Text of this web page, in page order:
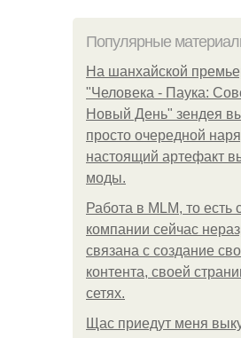
Популярные
На шанхайской
"Человека - Паука:
Новый День" зендея
просто очередной
настоящий артефакт
моды.
Работа в MLM, то есть
компании сейчас
связана с создание
контента, своей
сетях.
Щас приедут меня